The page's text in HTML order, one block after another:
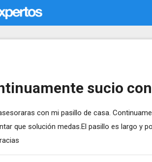
sucio
con mi pasillo de casa.
que solución medas.El pasillo es largo y